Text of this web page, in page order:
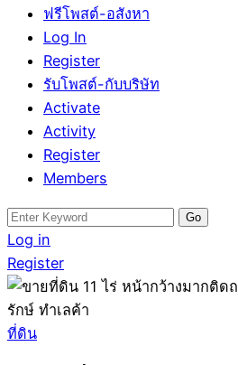
ฟรีโพสต์-อสังหา
Log In
Register
รับโพสต์-กับบริษัท
Activate
Activity
Register
Members
Search
for:
Log in
Register
ที่ดิน